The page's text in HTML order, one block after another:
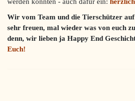
Wir vom Team und die Tierschützer
sehr freuen, mal wieder was von euch
denn, wir lieben ja Happy End
Euch!